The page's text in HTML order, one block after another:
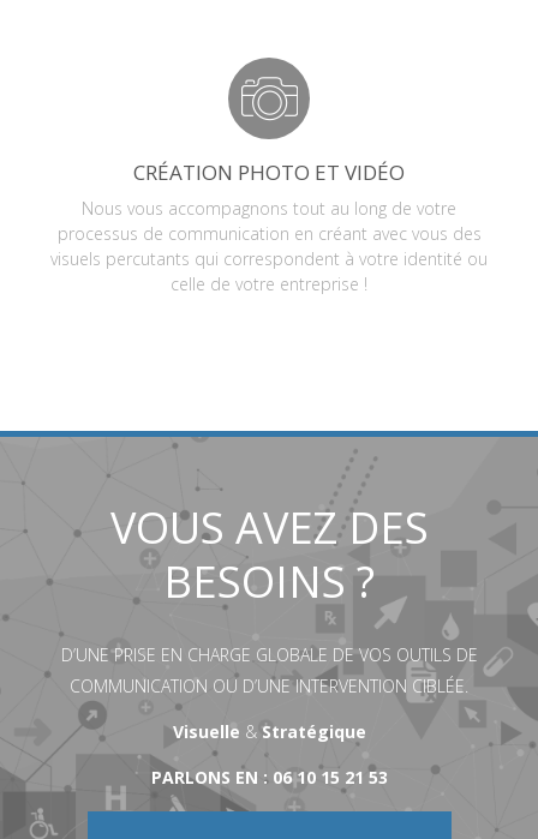
CRÉATION PHOTO ET VIDÉO
Nous vous accompagnons tout au long de votre
processus de communication en créant avec vous des
visuels percutants qui correspondent à votre identité ou
celle de votre entreprise !
VOUS AVEZ DES
BESOINS ?
D’UNE PRISE EN CHARGE GLOBALE DE VOS OUTILS DE
COMMUNICATION OU D’UNE INTERVENTION CIBLÉE.
Visuelle & Stratégique
PARLONS EN : 06 10 15 21 53